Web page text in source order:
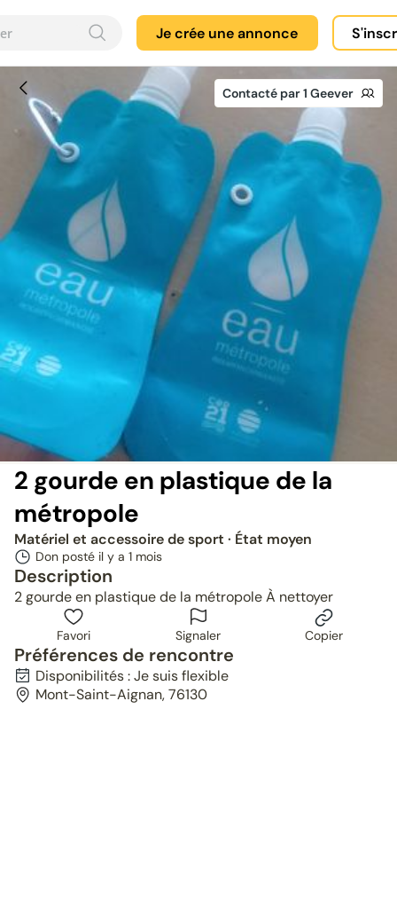
Je crée une annonce
Contacté par 1 Geever
2 gourde en plastique de la
métropole
Matériel et accessoire de sport · État moyen
Don posté il y a 1 mois
Description
2 gourde en plastique de la métropole À nettoyer
Favori Signaler Copier
Préférences de rencontre
Disponibilités : Je suis flexible
Mont-Saint-Aignan, 76130